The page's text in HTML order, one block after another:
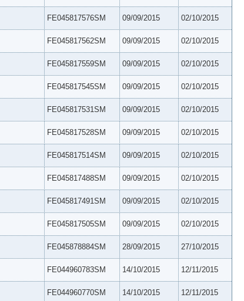
FE045817576SM 09/09/2015 02/10/2015
FE045817562SM 09/09/2015 02/10/2015
FE045817559SM 09/09/2015 02/10/2015
FE045817545SM 09/09/2015 02/10/2015
FE045817531SM 09/09/2015 02/10/2015
FE045817528SM 09/09/2015 02/10/2015
FE045817514SM 09/09/2015 02/10/2015
FE045817488SM 09/09/2015 02/10/2015
FE045817491SM 09/09/2015 02/10/2015
FE045817505SM 09/09/2015 02/10/2015
FE045878884SM 28/09/2015 27/10/2015
FE044960783SM 14/10/2015 12/11/2015
FE044960770SM 14/10/2015 12/11/2015